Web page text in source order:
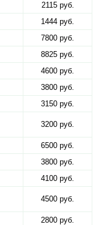
2115 руб.
1444 руб.
7800 руб.
8825 руб.
4600 руб.
3800 руб.
3150 руб.
3200 руб.
6500 руб.
3800 руб.
4100 руб.
4500 руб.
2800 руб.